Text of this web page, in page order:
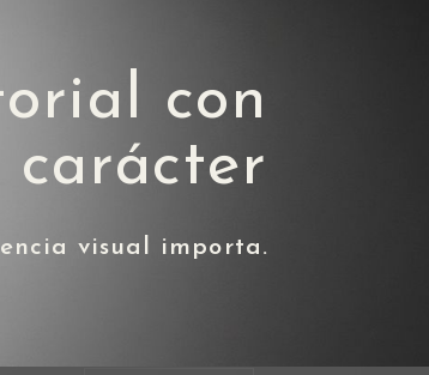
con
carácter
visual importa.